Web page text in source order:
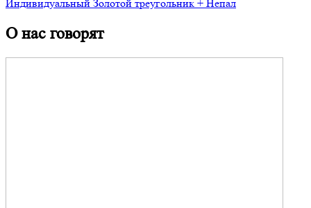
Индивидуальный Золотой треугольник + Непал
О нас говорят